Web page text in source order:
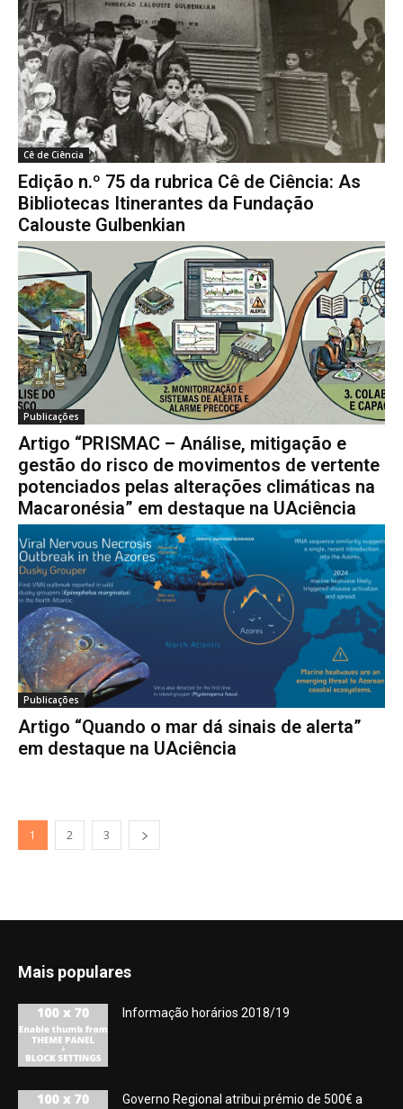
Cê de Ciência
Edição n.º 75 da rubrica Cê de Ciência: As
Bibliotecas Itinerantes da Fundação
Calouste Gulbenkian
Publicações
Artigo “PRISMAC – Análise, mitigação e
gestão do risco de movimentos de vertente
potenciados pelas alterações climáticas na
Macaronésia” em destaque na UAciência
Publicações
Artigo “Quando o mar dá sinais de alerta”
em destaque na UAciência
1 2 3
Mais populares
Informação horários 2018/19
Governo Regional atribui prémio de 500€ a